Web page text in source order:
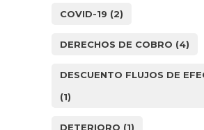
COVID-19 (2)
DERECHOS DE COBRO (4)
DESCUENTO FLUJOS DE
(1)
DETERIORO (1)